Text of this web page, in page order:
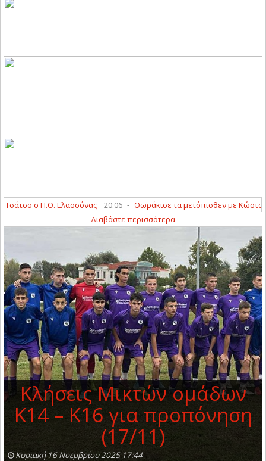
ο Π.Ο. Ελασσόνας 20:06 - Θωράκισε τα μετόπισθεν με Κώστα
Διαβάστε περισσότερα
Κλήσεις Μικτών ομάδων
Κ14 – Κ16 για προπόνηση
(17/11)
Κυριακή 16 Νοεμβρίου 2025 17:44